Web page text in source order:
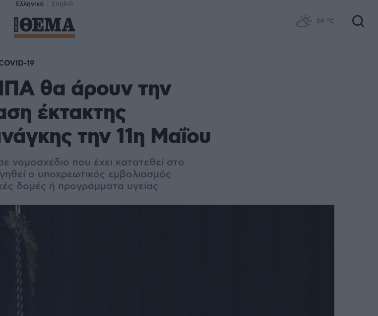
Ελληνικά English
34 °C
19
θα άρουν την
έκτακτης
την 11η Μαΐου
νομοσχέδιο που έχει κατατεθεί στο
ο υποχρεωτικός εμβολιασμός
δομές ή προγράμματα υγείας